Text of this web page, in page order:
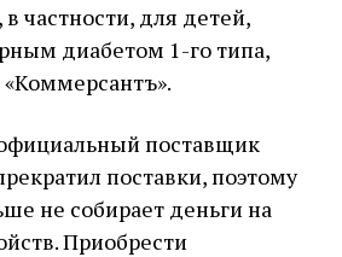
частности, для детей,
диабетом 1-го типа,
поставщик
поставки, поэтому
не собирает деньги на
Приобрести